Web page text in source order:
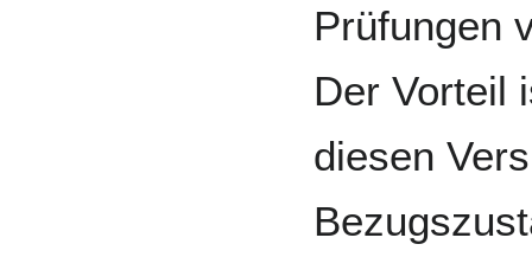
Prüfungen
Der Vorteil
diesen